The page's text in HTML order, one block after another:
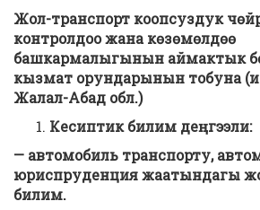
Жол-транспорт коопсуздук
контролдоо жана көзөмөлдөө
башкармалыгынын аймактык
кызмат орундарынын тобуна
Жалал-Абад обл.)
Кесиптик билим деңгээли:
— автомобиль транспорту,
юриспруденция жаатындагы
билим.